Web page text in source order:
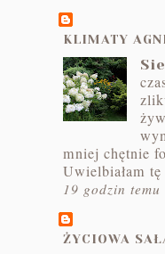
KLIMATY
mniej chętnie
Uwielbiałam
19 godzin temu
ŻYCIOWA